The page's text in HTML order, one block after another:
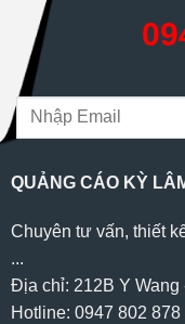
QUẢNG CÁO KỲ
Chuyên tư vấn, thiết
...
Địa chỉ: 212B Y Wang
Hotline: 0947 802 878